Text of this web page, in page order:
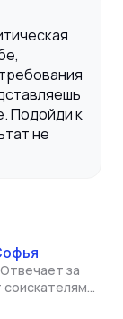
Подойди к
не
за
соискателям